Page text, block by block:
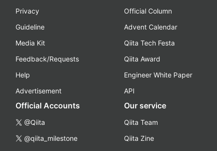
Privacy
Guideline
Media Kit
Feedback/Requests
Help
Advertisement
Official Column
Advent Calendar
Qiita Tech Festa
Qiita Award
Engineer White Paper
API
Official Accounts
@Qiita
@qiita_milestone
Our service
Qiita Team
Qiita Zine